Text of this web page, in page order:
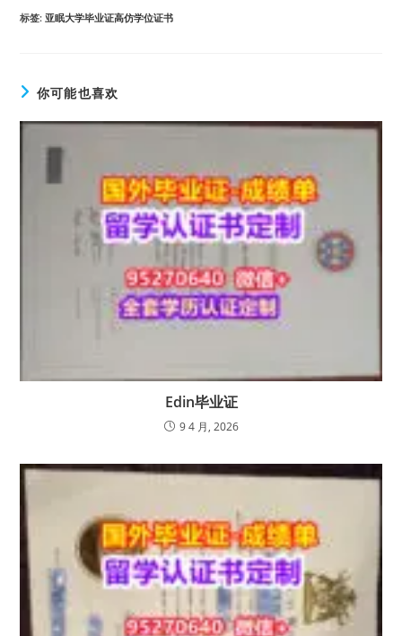
标签:亚眠大学毕业证高仿学位证书
你可能也喜欢
Edin毕业证
9 4 月, 2026